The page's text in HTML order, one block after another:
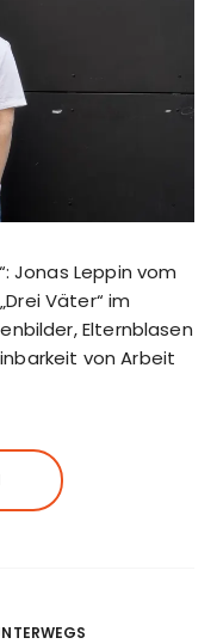
Jonas Leppin vom
Väter“ im
Elternblasen
von Arbeit